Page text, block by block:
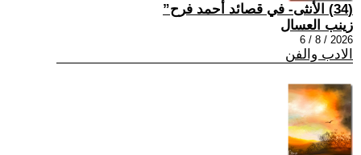
(34) الأنثى- في قصائد أحمد فرح”
زينب العسال
2026 / 8 / 6
الادب والفن